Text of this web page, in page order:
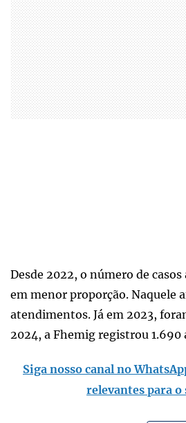
Desde 2022, o número de
em menor proporção. Naquele
atendimentos. Já em 2023,
2024, a Fhemig registrou
Siga nosso canal no
relevantes para o